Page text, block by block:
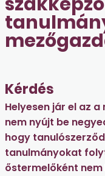
Kérdés
Helyesen jár el az
nem nyújt be
hogy
tanulmányokat
őstermelőként